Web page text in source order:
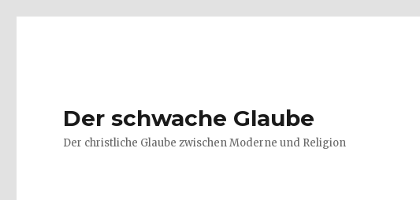
Der schwache Glaube
Der christliche Glaube zwischen Moderne und Religion